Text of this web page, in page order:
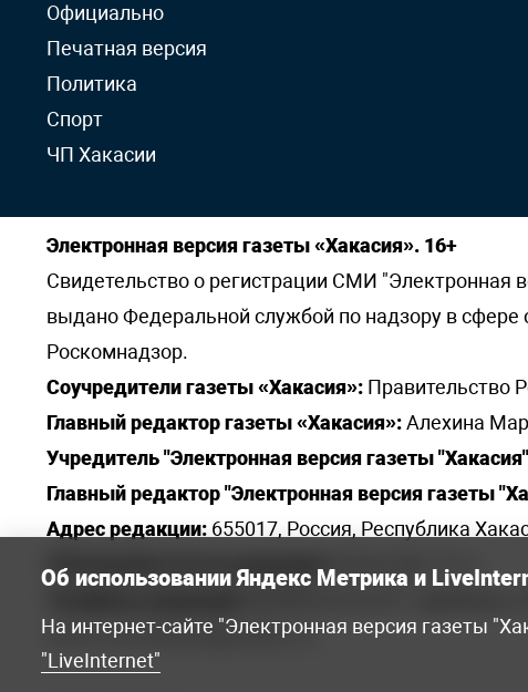
Официально
Печатная версия
Политика
Спорт
ЧП Хакасии
Электронная версия газеты «Хакасия». 16+
Свидетельство о регистрации СМИ "Электронная
выдано Федеральной службой по надзору в
Роскомнадзор.
Соучредители газеты «Хакасия»: Правительство
Главный редактор газеты «Хакасия»:Алехина
Учредитель "Электронная версия газеты
Главный редактор "Электронная версия газеты
Адрес редакции: 655017, Россия, Республика
Электронная почта редакции: khakred@r-19.ru
elena.s.korotkowa@yandex.ru.
Об использовании Яндекс Метрика и
На интернет-сайте "Электронная версия газеты
"LiveInternet"